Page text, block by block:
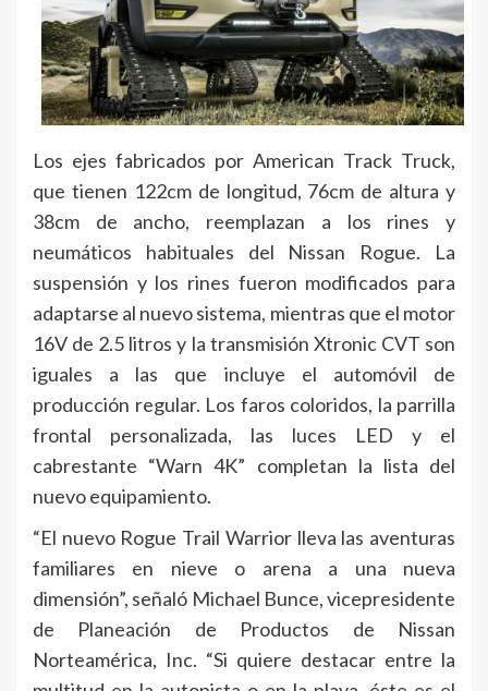
Los ejes fabricados por American Track Truck,
que tienen 122cm de longitud, 76cm de altura y
38cm de ancho, reemplazan a los rines y
neumáticos habituales del Nissan Rogue. La
suspensión y los rines fueron modificados para
adaptarse al nuevo sistema, mientras que el motor
16V de 2.5 litros y la transmisión Xtronic CVT son
iguales a las que incluye el automóvil de
producción regular. Los faros coloridos, la parrilla
frontal personalizada, las luces LED y el
cabrestante “Warn 4K” completan la lista del
nuevo equipamiento.
“El nuevo Rogue Trail Warrior lleva las aventuras
familiares en nieve o arena a una nueva
dimensión”, señaló Michael Bunce, vicepresidente
de Planeación de Productos de Nissan
Norteamérica, Inc. “Si quiere destacar entre la